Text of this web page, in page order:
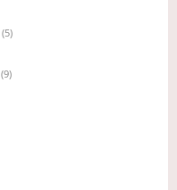
(5)
(9)